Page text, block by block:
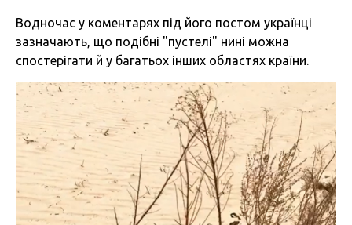
Водночас у коментарях під його постом українці
зазначають, що подібні "пустелі" нині можна
спостерігати й у багатьох інших областях країни.